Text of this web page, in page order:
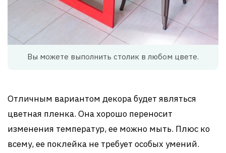
Вы можете выполнить столик в любом цвете.
Отличным вариантом декора будет являться
цветная пленка. Она хорошо переносит
изменения температур, ее можно мыть. Плюс ко
всему, ее поклейка не требует особых умений.